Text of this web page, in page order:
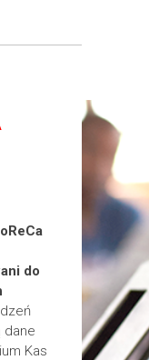
do
dane
Kas